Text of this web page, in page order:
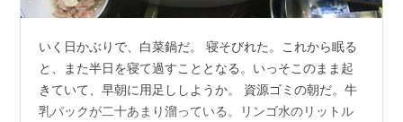
いく日かぶりで、白菜鍋だ。 寝そびれた。これから眠る
と、また半日を寝て過すこととなる。いっそこのまま起
きていて、早朝に用足ししようか。 資源ゴミの朝だ。牛
乳パックが二十あまり溜っている。リンゴ水のリットル